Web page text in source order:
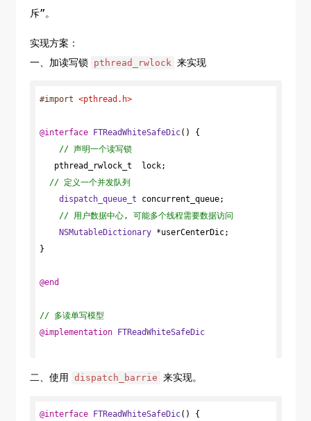
斥”。
实现方案：
一、加读写锁
pthread_rwlock 来实现
#import <pthread.h>
@interface FTReadWhiteSafeDic()
{
// 声明一个读写锁
// 定义一个并发队列
dispatch_queue_t concurrent_queue;
// 用户数据中心, 可能多个线程需要数据访问
NSMutableDictionary *userCenterDic;
}
@end
// 多读单写模型
@implementation
FTReadWhiteSafeDic
self = [super init];
//初始化读写锁
二、使用 dispatch_barrie 来实现。
@interface FTReadWhiteSafeDic()
{